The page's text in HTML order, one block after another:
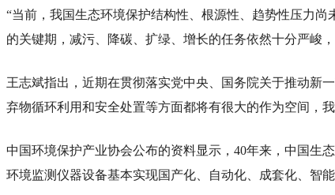
“当前，我国生态环境保护结构性、根源性、趋势性压力
的关键期，减污、降碳、扩绿、增长的任务依然十分严峻
王志斌指出，近期在贯彻落实党中央、国务院关于推动新
弃物循环利用和安全处置等方面都将有很大的作为空间，
中国环境保护产业协会公布的资料显示，40年来，中国生
环境监测仪器设备基本实现国产化、自动化、成套化、智能